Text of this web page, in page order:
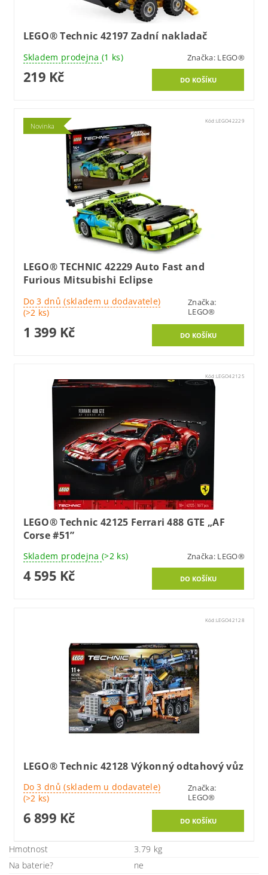
LEGO® Technic 42197 Zadní nakladač
Skladem prodejna (1 ks) Značka: LEGO®
219 Kč
Novinka
Kód:LEGO42229
LEGO® TECHNIC 42229 Auto Fast and
Furious Mitsubishi Eclipse
Do 3 dnů (skladem u dodavatele)
(>2 ks)
Značka:
LEGO®
1 399 Kč
Kód:LEGO42125
LEGO® Technic 42125 Ferrari 488 GTE „AF
Corse #51”
Skladem prodejna (>2 ks) Značka: LEGO®
4 595 Kč
Kód:LEGO42128
LEGO® Technic 42128 Výkonný odtahový vůz
Do 3 dnů (skladem u dodavatele)
(>2 ks)
Značka:
LEGO®
6 899 Kč
Hmotnost
3.79 kg
Na baterie?
ne